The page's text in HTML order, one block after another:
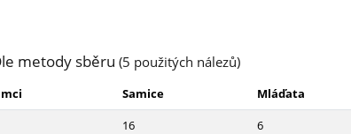
metody sběru(5 použitých nálezů)
Samice Mláďata
16 6